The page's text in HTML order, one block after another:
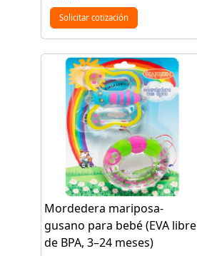
Solicitar cotización
Mordedera mariposa-
gusano para bebé (EVA libre
de BPA, 3–24 meses)